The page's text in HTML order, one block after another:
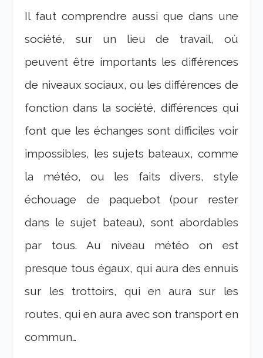
Il faut comprendre aussi que dans une
société, sur un lieu de travail, où
peuvent être importants les différences
de niveaux sociaux, ou les différences de
fonction dans la société, différences qui
font que les échanges sont difficiles voir
impossibles, les sujets bateaux, comme
la météo, ou les faits divers, style
échouage de paquebot (pour rester
dans le sujet bateau), sont abordables
par tous. Au niveau météo on est
presque tous égaux, qui aura des ennuis
sur les trottoirs, qui en aura sur les
routes, qui en aura avec son transport en
commun…